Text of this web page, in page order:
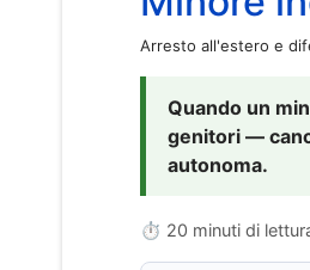
Arresto all'estero e
Quando un
genitori —
autonoma.
⏱ 20 minuti di